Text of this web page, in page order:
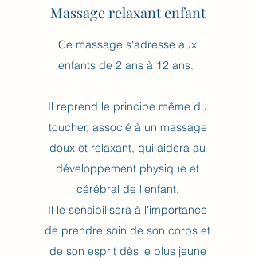
Massage relaxant enfant
Ce massage s'adresse aux
enfants de 2 ans à 12 ans.
Il reprend le principe même du
toucher, associé à un massage
doux et relaxant, qui aidera au
développement physique et
cérébral de l'enfant.
Il le sensibilisera à l'importance
de prendre soin de son corps et
de son esprit dès le plus jeune